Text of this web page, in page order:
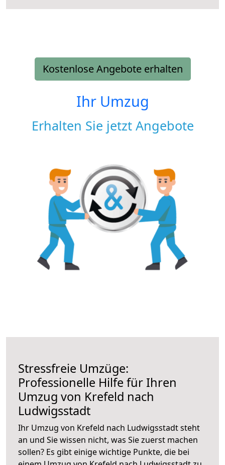
Kostenlose Angebote erhalten
Ihr Umzug
Erhalten Sie jetzt Angebote
Stressfreie Umzüge:
Professionelle Hilfe für Ihren
Umzug von Krefeld nach
Ludwigsstadt
Ihr Umzug von Krefeld nach Ludwigsstadt steht
an und Sie wissen nicht, was Sie zuerst machen
sollen? Es gibt einige wichtige Punkte, die bei